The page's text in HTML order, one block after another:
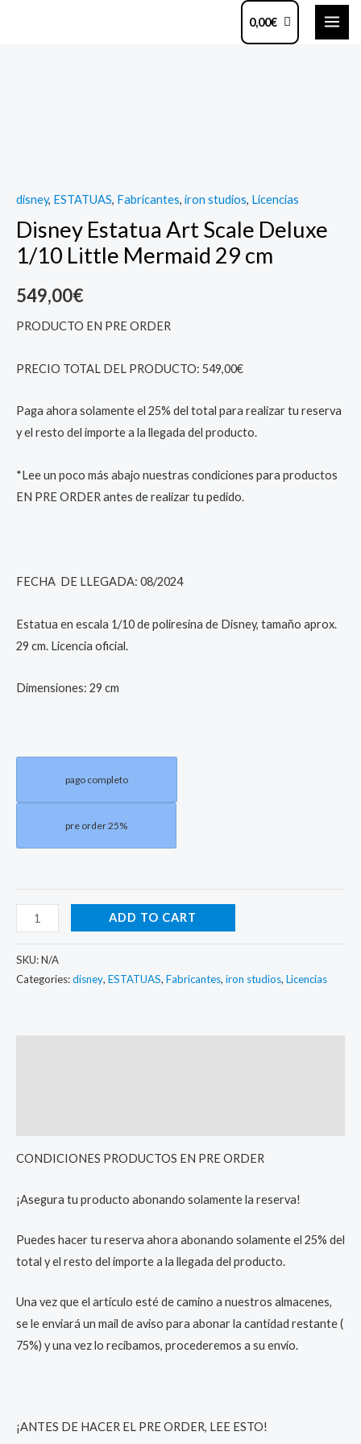
0,00€
disney, ESTATUAS, Fabricantes, iron studios, Licencias
Disney Estatua Art Scale Deluxe
1/10 Little Mermaid 29 cm
549,00€
PRODUCTO EN PRE ORDER
PRECIO TOTAL DEL PRODUCTO: 549,00€
Paga ahora solamente el 25% del total para realizar tu reserva
y el resto del importe a la llegada del producto.
*Lee un poco más abajo nuestras condiciones para productos
EN PRE ORDER antes de realizar tu pedido.
FECHA DE LLEGADA: 08/2024
Estatua en escala 1/10 de poliresina de Disney, tamaño aprox.
29 cm. Licencia oficial.
Dimensiones: 29 cm
pago completo
pre order 25%
Little
Mermaid
29
cm
quantity
ADD TO CART
SKU:N/A
Categories:disney, ESTATUAS, Fabricantes, iron studios, Licencias
CONDICIONES PRODUCTOS EN PRE ORDER
¡Asegura tu producto abonando solamente la reserva!
Puedes hacer tu reserva ahora abonando solamente el 25% del
total y el resto del importe a la llegada del producto.
Una vez que el artículo esté de camino a nuestros almacenes,
se le enviará un mail de aviso para abonar la cantidad restante (
75%) y una vez lo recibamos, procederemos a su envío.
¡ANTES DE HACER EL PRE ORDER, LEE ESTO!